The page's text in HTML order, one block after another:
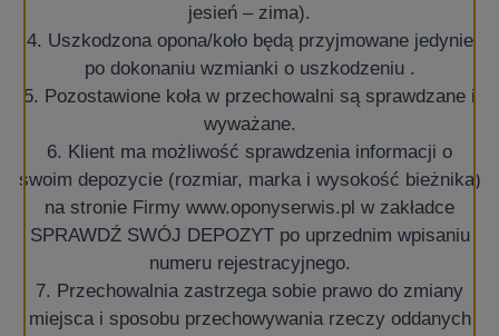
jesień – zima).
4. Uszkodzona opona/koło będą przyjmowane jedynie
po dokonaniu wzmianki o uszkodzeniu .
5. Pozostawione koła w przechowalni są sprawdzane i
wyważane.
6. Klient ma możliwość sprawdzenia informacji o
swoim depozycie (rozmiar, marka i wysokość bieżnika)
na stronie Firmy www.oponyserwis.pl w zakładce
SPRAWDŹ SWÓJ DEPOZYT po uprzednim wpisaniu
numeru rejestracyjnego.
7. Przechowalnia zastrzega sobie prawo do zmiany
miejsca i sposobu przechowywania rzeczy oddanych